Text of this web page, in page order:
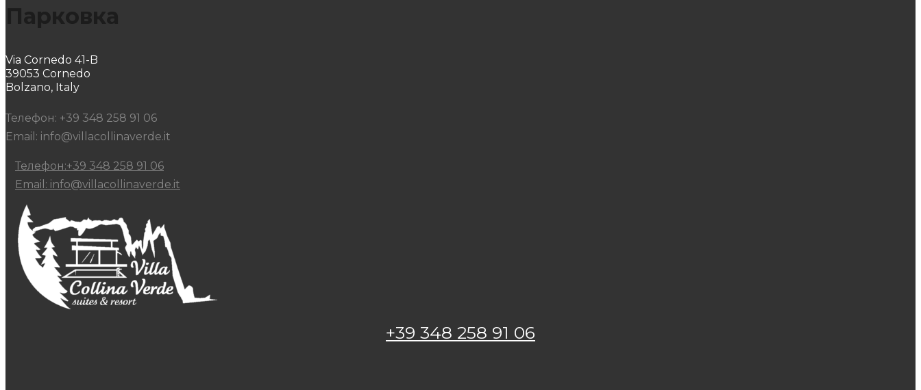
Парковка
Via Cornedo 41-B
39053 Cornedo
Bolzano, Italy
Телефон: +39 348 258 91 06
Email: info@villacollinaverde.it
Телефон:+39 348 258 91 06
Email: info@villacollinaverde.it
+39 348 258 91 06